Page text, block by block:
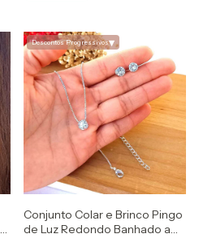
Descontos Progressivos▾
Conjunto Colar e Brinco Pingo
de Luz Redondo Banhado a